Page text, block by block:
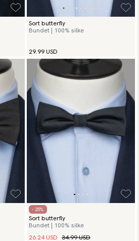
Sort butterfly
Bundet | 100% silke
29.99 USD
- 25%
Sort butterfly
Bundet | 100% silke
26.24 USD 34.99 USD